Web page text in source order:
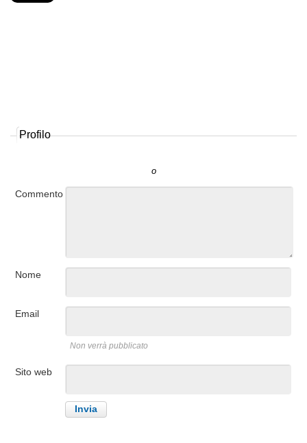
Profilo
o
Commento
Nome
Email
Non verrà pubblicato
Sito web